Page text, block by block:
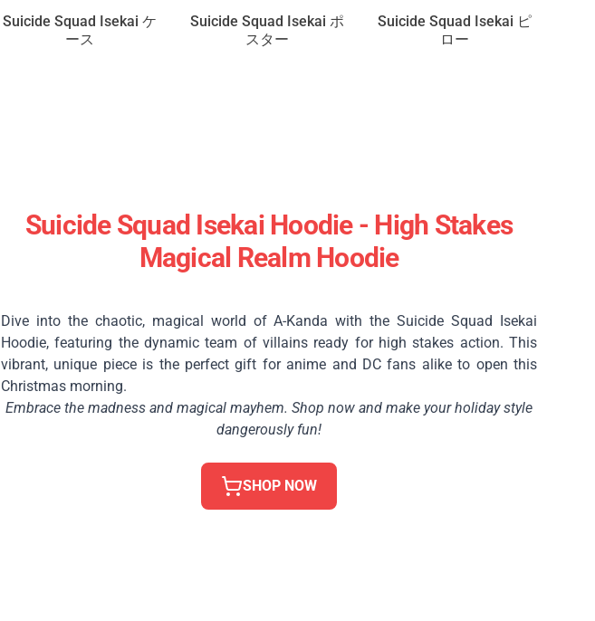
Suicide Squad Isekai ケ
ース
Suicide Squad Isekai ポ
スター
Suicide Squad Isekai ピ
ロー
Suicide Squad Isekai Hoodie - High Stakes
Magical Realm Hoodie
Dive into the chaotic, magical world of A-Kanda with the Suicide Squad Isekai
Hoodie, featuring the dynamic team of villains ready for high stakes action. This
vibrant, unique piece is the perfect gift for anime and DC fans alike to open this
Christmas morning.
Embrace the madness and magical mayhem. Shop now and make your holiday style
dangerously fun!
SHOP NOW